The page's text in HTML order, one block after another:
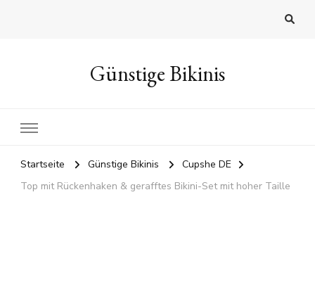
Günstige Bikinis
Startseite Günstige Bikinis
Cupshe DE
Top mit Rückenhaken & gerafftes Bikini-Set mit hoher Taille